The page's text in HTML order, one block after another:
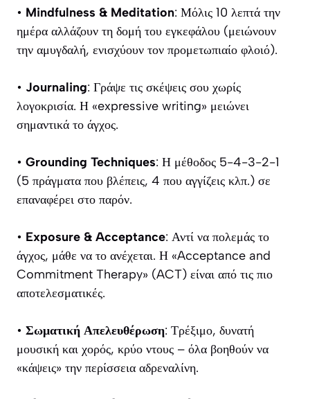
• Mindfulness & Meditation: Μόλις 10 λεπτά την
ημέρα αλλάζουν τη δομή του εγκεφάλου (μειώνουν
την αμυγδαλή, ενισχύουν τον προμετωπιαίο φλοιό).
• Journaling: Γράψε τις σκέψεις σου χωρίς
λογοκρισία. Η «expressive writing» μειώνει
σημαντικά το άγχος.
• Grounding Techniques: Η μέθοδος 5-4-3-2-1
(5 πράγματα που βλέπεις, 4 που αγγίζεις κλπ.) σε
επαναφέρει στο παρόν.
• Exposure & Acceptance: Αντί να πολεμάς το
άγχος, μάθε να το ανέχεται. Η «Acceptance and
Commitment Therapy» (ACT) είναι από τις πιο
αποτελεσματικές.
• Σωματική Απελευθέρωση: Τρέξιμο, δυνατή
μουσική και χορός, κρύο ντους – όλα βοηθούν να
«κάψεις» την περίσσεια αδρεναλίνη.